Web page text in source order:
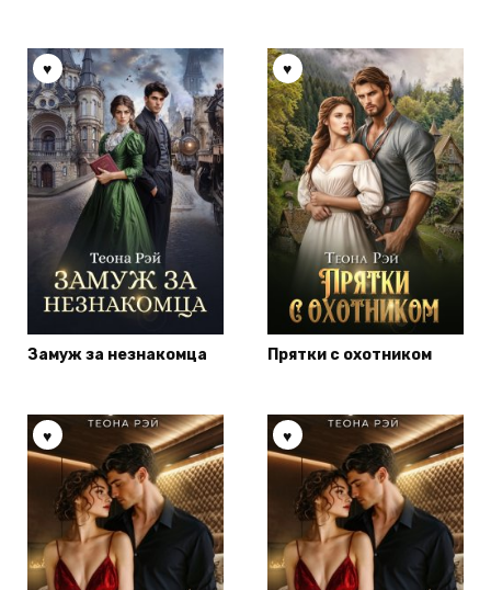
Замуж за незнакомца Прятки с охотником